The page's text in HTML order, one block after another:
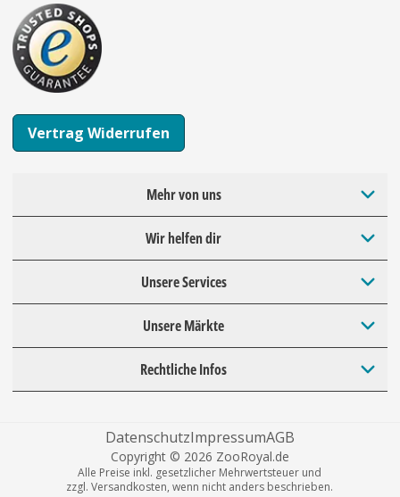
Vertrag Widerrufen
Mehr von uns
Wir helfen dir
Unsere Services
Unsere Märkte
Rechtliche Infos
DatenschutzImpressumAGB
Copyright © 2026 ZooRoyal.de
Alle Preise inkl. gesetzlicher Mehrwertsteuer und
zzgl. Versandkosten, wenn nicht anders beschrieben.